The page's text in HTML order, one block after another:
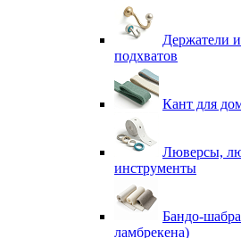
Держатели
подхватов
Кант для
Люверсы,
инструменты
Бандо-
ламбрекена)